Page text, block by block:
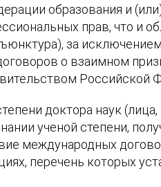
образования и
прав, что и
за
о взаимном
Российской
доктора наук
ученой степени,
международных
перечень которых